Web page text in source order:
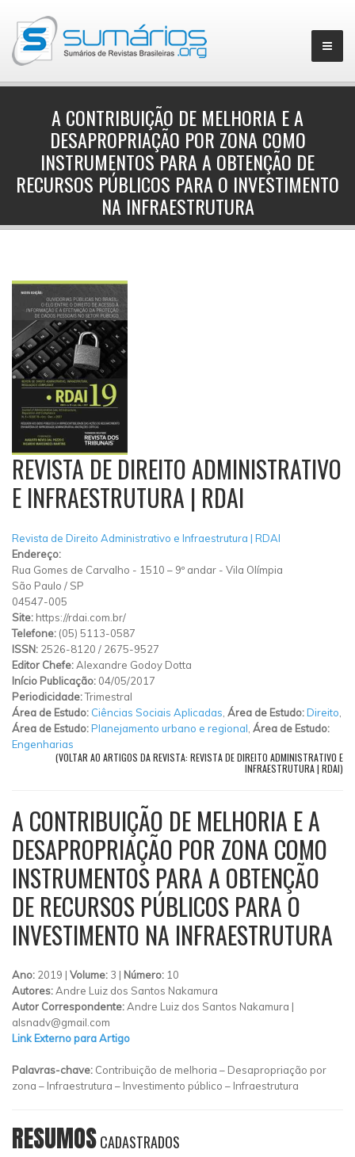
A CONTRIBUIÇÃO DE MELHORIA E A
DESAPROPRIAÇÃO POR ZONA COMO
INSTRUMENTOS PARA A OBTENÇÃO DE
RECURSOS PÚBLICOS PARA O INVESTIMENTO
NA INFRAESTRUTURA
REVISTA DE DIREITO ADMINISTRATIVO
E INFRAESTRUTURA | RDAI
Revista de Direito Administrativo e Infraestrutura | RDAI
Endereço:
Rua Gomes de Carvalho - 1510 – 9º andar - Vila Olímpia
São Paulo / SP
04547-005
Site: https://rdai.com.br/
Telefone: (05) 5113-0587
ISSN: 2526-8120 / 2675-9527
Editor Chefe:Alexandre Godoy Dotta
Início Publicação: 04/05/2017
Periodicidade:Trimestral
Área de Estudo: Ciências Sociais Aplicadas Área de Estudo:Direito
Área de Estudo:Planejamento urbano e regional Área de Estudo:
Engenharias
(VOLTAR AO ARTIGOS DA REVISTA: REVISTA DE DIREITO ADMINISTRATIVO E
INFRAESTRUTURA | RDAI)
A CONTRIBUIÇÃO DE MELHORIA E A
DESAPROPRIAÇÃO POR ZONA COMO
INSTRUMENTOS PARA A OBTENÇÃO
DE RECURSOS PÚBLICOS PARA O
INVESTIMENTO NA INFRAESTRUTURA
Ano: 2019 | Volume: 3 | Número: 10
Autores:Andre Luiz dos Santos Nakamura
Autor Correspondente:Andre Luiz dos Santos Nakamura |
alsnadv@gmail.com
Link Externo para Artigo
Palavras-chave: Contribuição de melhoria – Desapropriação por
zona – Infraestrutura – Investimento público – Infraestrutura
RESUMOSCADASTRADOS